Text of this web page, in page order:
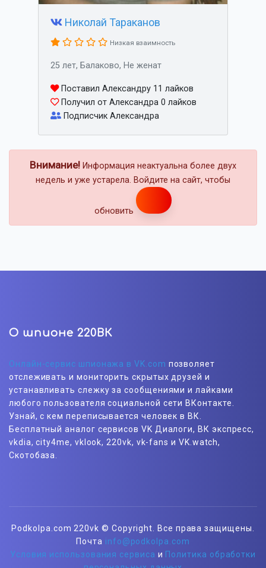
Николай Тараканов
Низкая взаимность
25 лет, Балаково, Не женат
Поставил Александру 11 лайков
Получил от Александра 0 лайков
Подписчик Александра
Внимание! Информация неактуальна более двух
недель и уже устарела. Войдите на сайт, чтобы
обновить
О шпионе 220ВК
Онлайн-сервис шпионажа в VK.com позволяет
отслеживать и мониторить скрытых друзей и
устанавливать слежку за сообщениями и лайками
любого пользователя социальной сети ВКонтакте.
Узнай, с кем переписывается человек в ВК.
Бесплатный аналог сервисов VK Диалоги, ВК экспресс,
vkdia, city4me, vklook, 220vk, vk-fans и VK.watch,
Скотобаза.
Podkolpa.com 220vk © Copyright. Все права защищены.
Почта info@podkolpa.com
Условия использования сервиса и Политика обработки